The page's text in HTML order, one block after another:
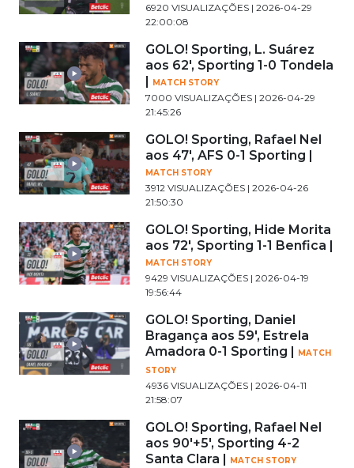
6920 VISUALIZAÇÕES | 2026-04-29
22:00:08
GOLO! Sporting, L. Suárez
aos 62', Sporting 1-0 Tondela
MATCH STORY
7000 VISUALIZAÇÕES | 2026-04-29
21:45:26
GOLO! Sporting, Rafael Nel
aos 47', AFS 0-1 Sporting |
MATCH STORY
3912 VISUALIZAÇÕES | 2026-04-26
21:50:30
GOLO! Sporting, Hide Morita
aos 72', Sporting 1-1 Benfica |
MATCH STORY
9429 VISUALIZAÇÕES | 2026-04-19
19:56:44
GOLO! Sporting, Daniel
Bragança aos 59', Estrela
Amadora 0-1 Sporting |
MATCH
STORY
4936 VISUALIZAÇÕES | 2026-04-11
21:58:07
GOLO! Sporting, Rafael Nel
aos 90'+5', Sporting 4-2
Santa Clara |
MATCH STORY